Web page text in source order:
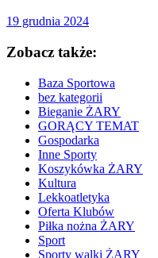
19 grudnia 2024
Zobacz także:
Baza Sportowa
bez kategorii
Bieganie ŻARY
GORĄCY TEMAT
Gospodarka
Inne Sporty
Koszykówka ŻARY
Kultura
Lekkoatletyka
Oferta Klubów
Piłka nożna ŻARY
Sport
Sporty walki ŻARY